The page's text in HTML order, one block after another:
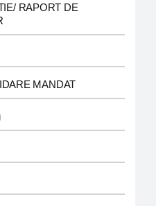
RAPORT DE
MANDAT